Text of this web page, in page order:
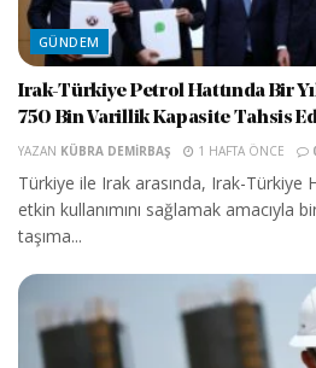
GÜNDEM
Irak-Türkiye Petrol Hattında Bir
750 Bin Varillik Kapasite Tahsis
YAZAN KÜBRA DEMIRBAŞ 1 HAFTA ÖNCE
Türkiye ile Irak arasında, Irak-Türkiye
etkin kullanımını sağlamak amacıyla
taşıma...